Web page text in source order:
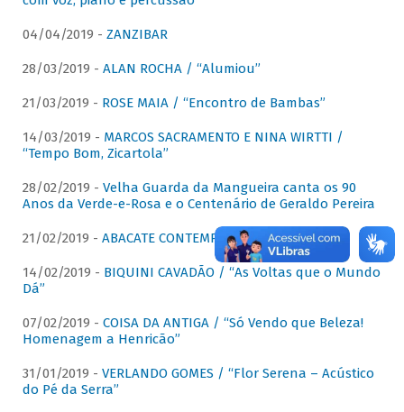
04/04/2019 - ZANZIBAR
28/03/2019 - ALAN ROCHA / “Alumiou”
21/03/2019 - ROSE MAIA / “Encontro de Bambas”
14/03/2019 - MARCOS SACRAMENTO E NINA WIRTTI /
“Tempo Bom, Zicartola”
28/02/2019 - Velha Guarda da Mangueira canta os 90
Anos da Verde-e-Rosa e o Centenário de Geraldo Pereira
21/02/2019 - ABACATE CONTEMPORÂNEO
14/02/2019 - BIQUINI CAVADÃO / “As Voltas que o Mundo
Dá”
07/02/2019 - COISA DA ANTIGA / “Só Vendo que Beleza!
Homenagem a Henricão”
31/01/2019 - VERLANDO GOMES / “Flor Serena – Acústico
do Pé da Serra”